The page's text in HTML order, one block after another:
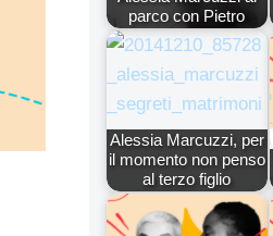
parco con Pietro
Alessia Marcuzzi, per
il momento non penso
al terzo figlio